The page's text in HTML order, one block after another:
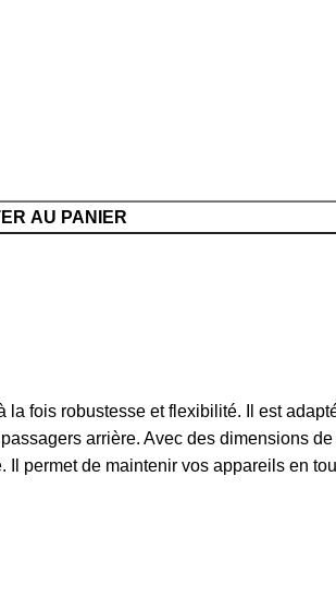
AU PANIER
fois robustesse et flexibilité. Il est
arrière. Avec des dimensions
permet de maintenir vos appareils en